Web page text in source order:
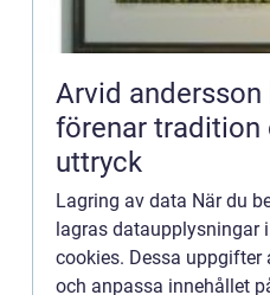
Arvid andersson konstnären som
förenar tradition
uttryck
Lagring av data När du
lagras dataupplysningar
cookies. Dessa
och anpassa innehållet